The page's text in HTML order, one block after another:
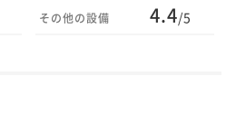
その他の設備 4.4/5